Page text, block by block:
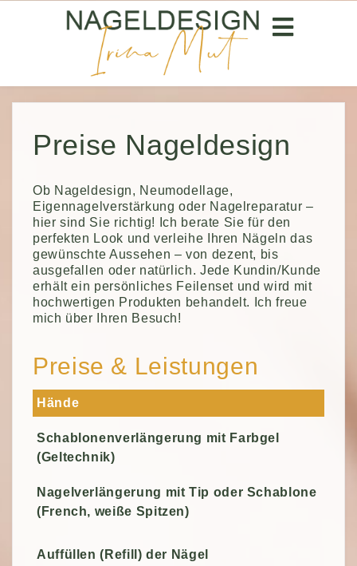
Preise Nageldesign
ÜBER MICH
KONTAKT
AKTUELLES
TERMIN VEREINBAREN
Preise Nageldesign
Ob Nageldesign, Neumodellage,
Eigennagelverstärkung oder Nagelreparatur –
hier sind Sie richtig! Ich berate Sie für den
perfekten Look und verleihe Ihren Nägeln das
gewünschte Aussehen – von dezent, bis
ausgefallen oder natürlich. Jede Kundin/Kunde
erhält ein persönliches Feilenset und wird mit
hochwertigen Produkten behandelt. Ich freue
mich über Ihren Besuch!
Preise & Leistungen
Hände
Schablonenverlängerung mit Farbgel
(Geltechnik)
Nagelverlängerung mit Tip oder Schablone
(French, weiße Spitzen)
Auffüllen (Refill) der Nägel